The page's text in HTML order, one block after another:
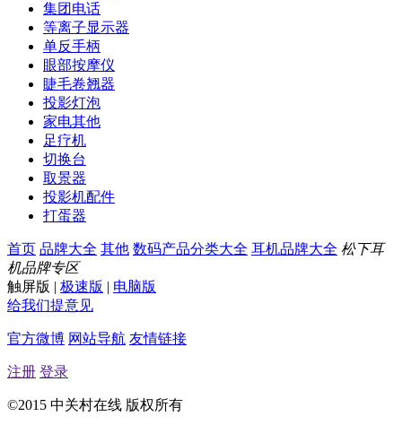
集团电话
等离子显示器
单反手柄
眼部按摩仪
睫毛卷翘器
投影灯泡
家电其他
足疗机
切换台
取景器
投影机配件
打蛋器
首页 品牌大全 其他 数码产品分类大全 耳机品牌大全 松下耳
机品牌专区
触屏版 | 极速版 | 电脑版
给我们提意见
官方微博 网站导航 友情链接
注册 登录
©2015 中关村在线 版权所有